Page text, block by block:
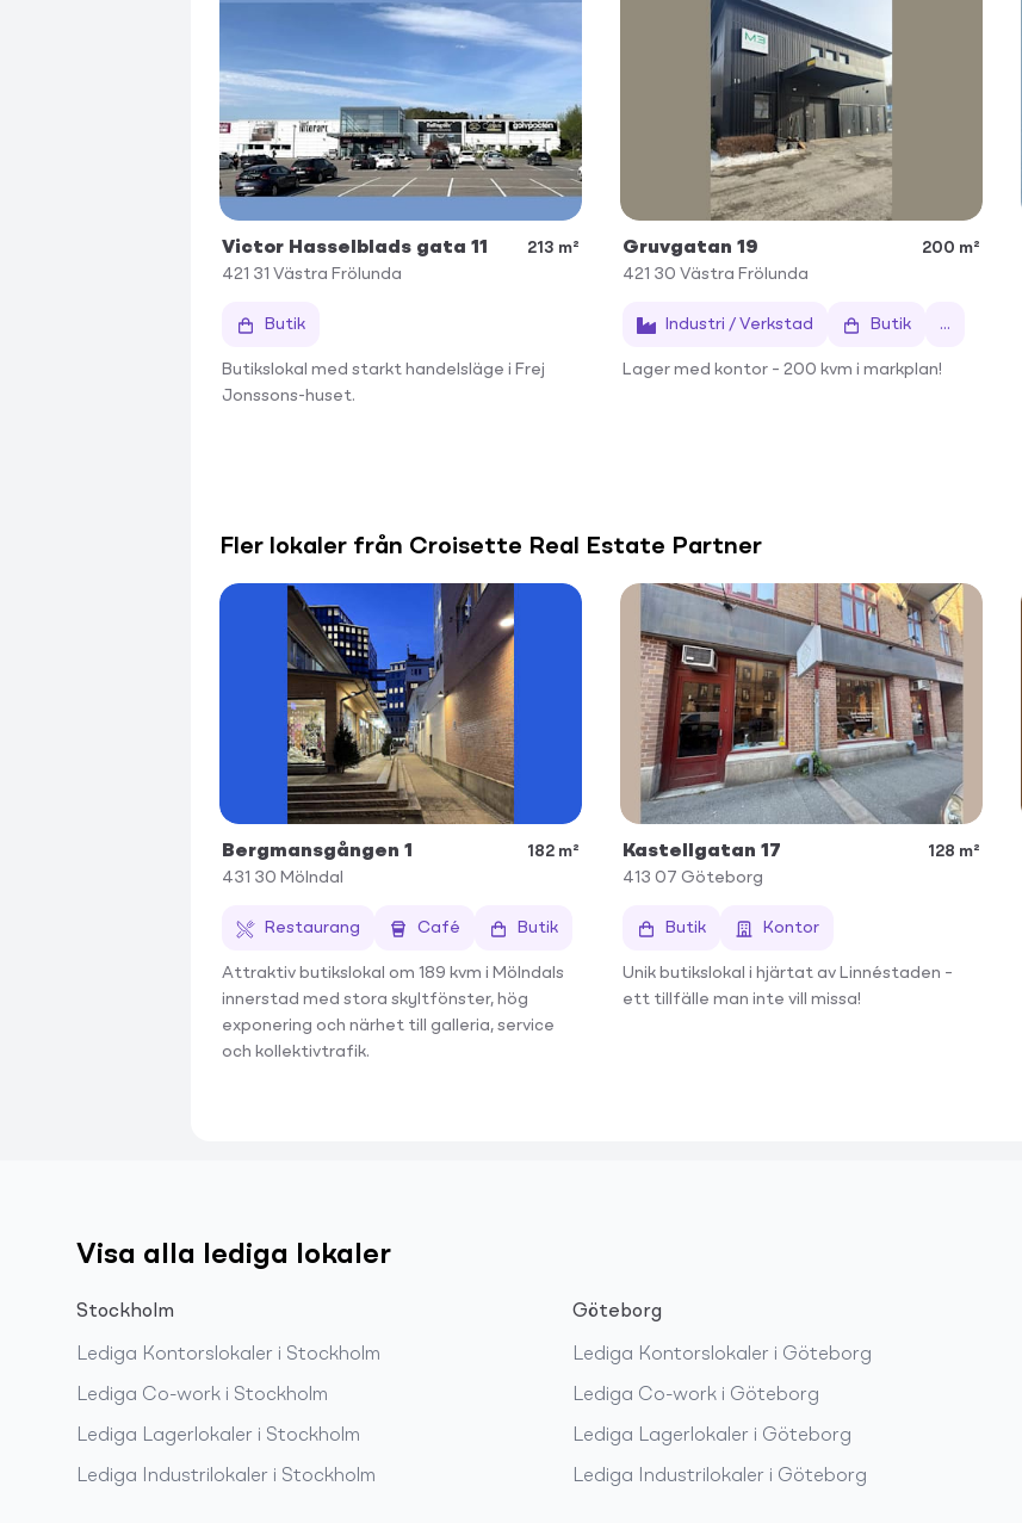
Victor Hasselblads gata 11
213 m²
421 31 Västra Frölunda
Butik
Butikslokal med starkt handelsläge i Frej
Jonssons-huset.
Gruvgatan 19
200 m²
421 30 Västra Frölunda
Industri / Verkstad Butik ...
Lager med kontor – 200 kvm i markplan!
Fler lokaler från Croisette Real Estate Partner
Bergmansgången 1
182 m²
431 30 Mölndal
Restaurang Café Butik
Attraktiv butikslokal om 189 kvm i Mölndals
innerstad med stora skyltfönster, hög
exponering och närhet till galleria, service
och kollektivtrafik.
Kastellgatan 17
128 m²
413 07 Göteborg
Butik Kontor
Unik butikslokal i hjärtat av Linnéstaden –
ett tillfälle man inte vill missa!
Visa alla lediga lokaler
Stockholm
Lediga Kontorslokaler i Stockholm
Lediga Co-work i Stockholm
Lediga Lagerlokaler i Stockholm
Lediga Industrilokaler i Stockholm
Göteborg
Lediga Kontorslokaler i Göteborg
Lediga Co-work i Göteborg
Lediga Lagerlokaler i Göteborg
Lediga Industrilokaler i Göteborg